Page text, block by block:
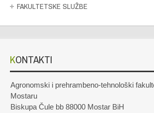
FAKULTETSKE SLUŽBE
KONTAKTI
Agronomski i prehrambeno-tehnološki
Mostaru
Biskupa Čule bb 88000 Mostar BiH